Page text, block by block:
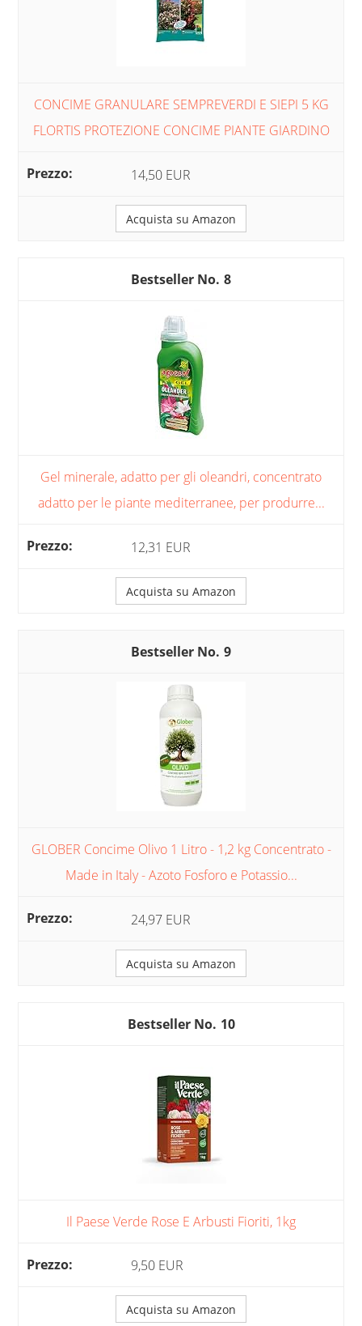
CONCIME GRANULARE SEMPREVERDI E SIEPI 5 KG
FLORTIS PROTEZIONE CONCIME PIANTE GIARDINO
14,50 EUR
Acquista su Amazon
8
Gel minerale, adatto per gli oleandri, concentrato
adatto per le piante mediterranee, per produrre...
12,31 EUR
Acquista su Amazon
9
GLOBER Concime Olivo 1 Litro - 1,2 kg Concentrato -
Made in Italy - Azoto Fosforo e Potassio...
24,97 EUR
Acquista su Amazon
10
Il Paese Verde Rose E Arbusti Fioriti, 1kg
9,50 EUR
Acquista su Amazon